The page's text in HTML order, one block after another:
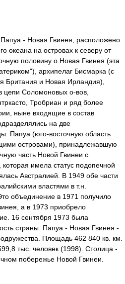
- Новая Гвинея, расположено
океана на островах к северу от
половину о.Новая Гвинея (эта
архипелаг Бисмарка (с
Британия и Новая Ирландия),
цепи Соломоновых о-вов,
Тробриан и ряд более
ныне входящие в состав
на две
Папуа (юго-восточную область
островами), принадлежавшую
часть Новой Гвинеи с
имела статус подопечной
Австралией. В 1949 обе части
властями в т.н.
объединение в 1971 получило
а в 1973 приобрело
16 сентября 1973 была
страны. Папуа - Новая Гвинея -
Площадь 462 840 кв. км.
тыс. человек (1998). Столица -
побережье Новой Гвинеи.